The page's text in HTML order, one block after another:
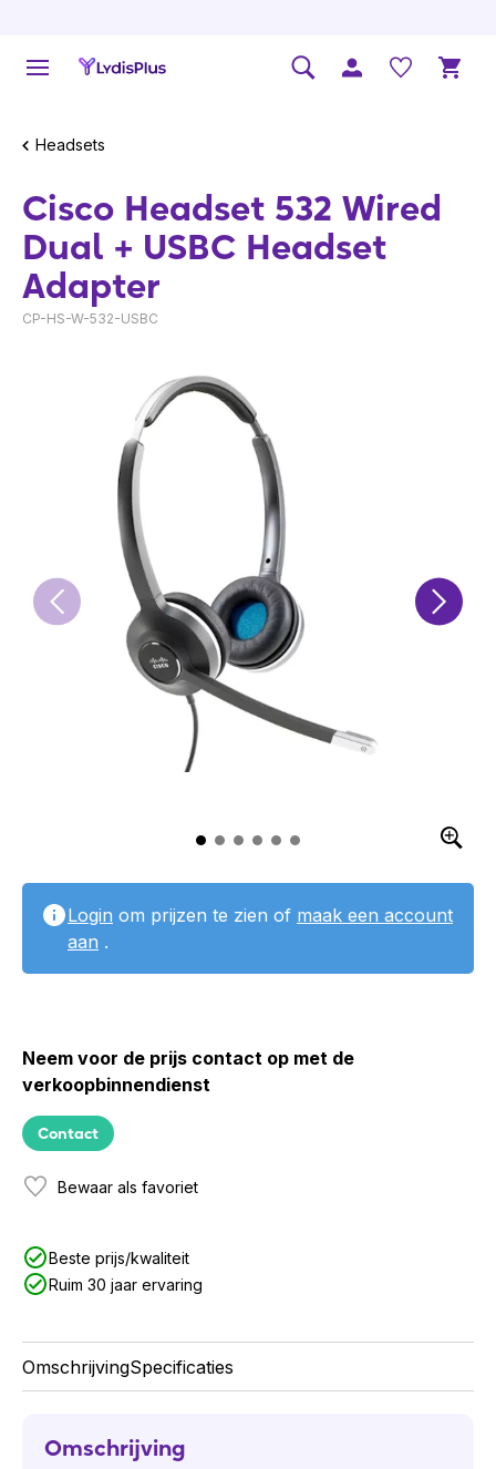
Headsets
Cisco Headset 532 Wired
Dual + USBC Headset
Adapter
CP-HS-W-532-USBC
Login om prijzen te zien of maak een account
aan .
Neem voor de prijs contact op met de
verkoopbinnendienst
Contact
Bewaar als favoriet
Beste prijs/kwaliteit
Ruim 30 jaar ervaring
OmschrijvingSpecificaties
Omschrijving